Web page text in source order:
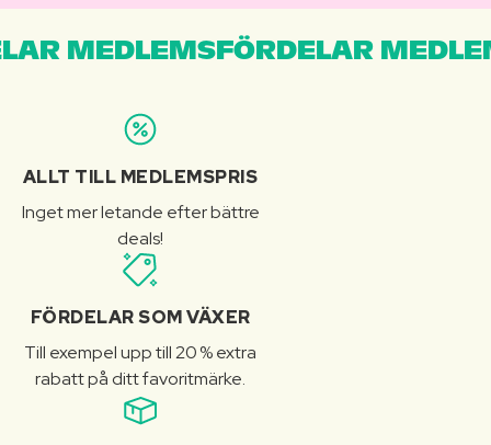
MEDLEMSFÖRDELAR
ALLT TILL MEDLEMSPRIS
Inget mer letande efter bättre
deals!
FÖRDELAR SOM VÄXER
Till exempel upp till 20 % extra
rabatt på ditt favoritmärke.